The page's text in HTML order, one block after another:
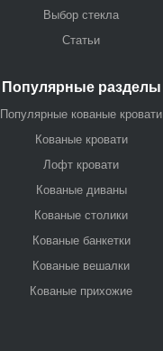
Выбор стекла
Статьи
Популярные разделы
Популярные кованые кровати
Кованые кровати
Лофт кровати
Кованые диваны
Кованые столики
Кованые банкетки
Кованые вешалки
Кованые прихожие